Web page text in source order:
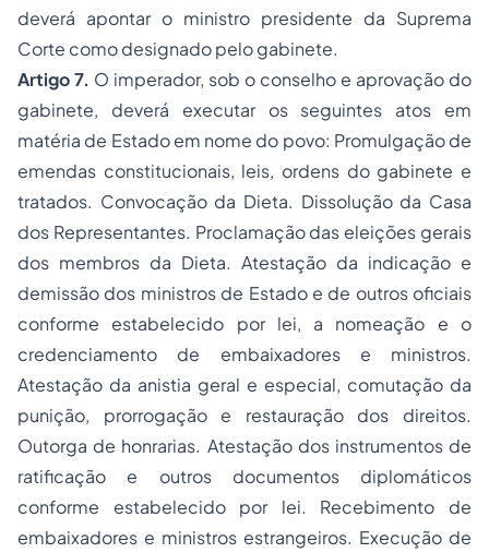
deverá apontar o ministro presidente da Suprema
Corte como designado pelo gabinete.
Artigo 7. O imperador, sob o conselho e aprovação do
gabinete, deverá executar os seguintes atos em
matéria de Estado em nome do povo: Promulgação de
emendas constitucionais, leis, ordens do gabinete e
tratados. Convocação da Dieta. Dissolução da Casa
dos Representantes. Proclamação das eleições gerais
dos membros da Dieta. Atestação da indicação e
demissão dos ministros de Estado e de outros oficiais
conforme estabelecido por lei, a nomeação e o
credenciamento de embaixadores e ministros.
Atestação da anistia geral e especial, comutação da
punição, prorrogação e restauração dos direitos.
Outorga de honrarias. Atestação dos instrumentos de
ratificação e outros documentos diplomáticos
conforme estabelecido por lei. Recebimento de
embaixadores e ministros estrangeiros. Execução de